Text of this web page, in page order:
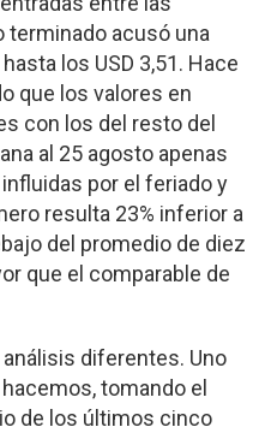
terminado acusó una
los USD 3,51. Hace
que los valores en
con los del resto del
al 25 agosto apenas
por el feriado y
resulta 23% inferior a
del promedio de diez
que el comparable de
diferentes. Uno
tomando el
de los últimos cinco